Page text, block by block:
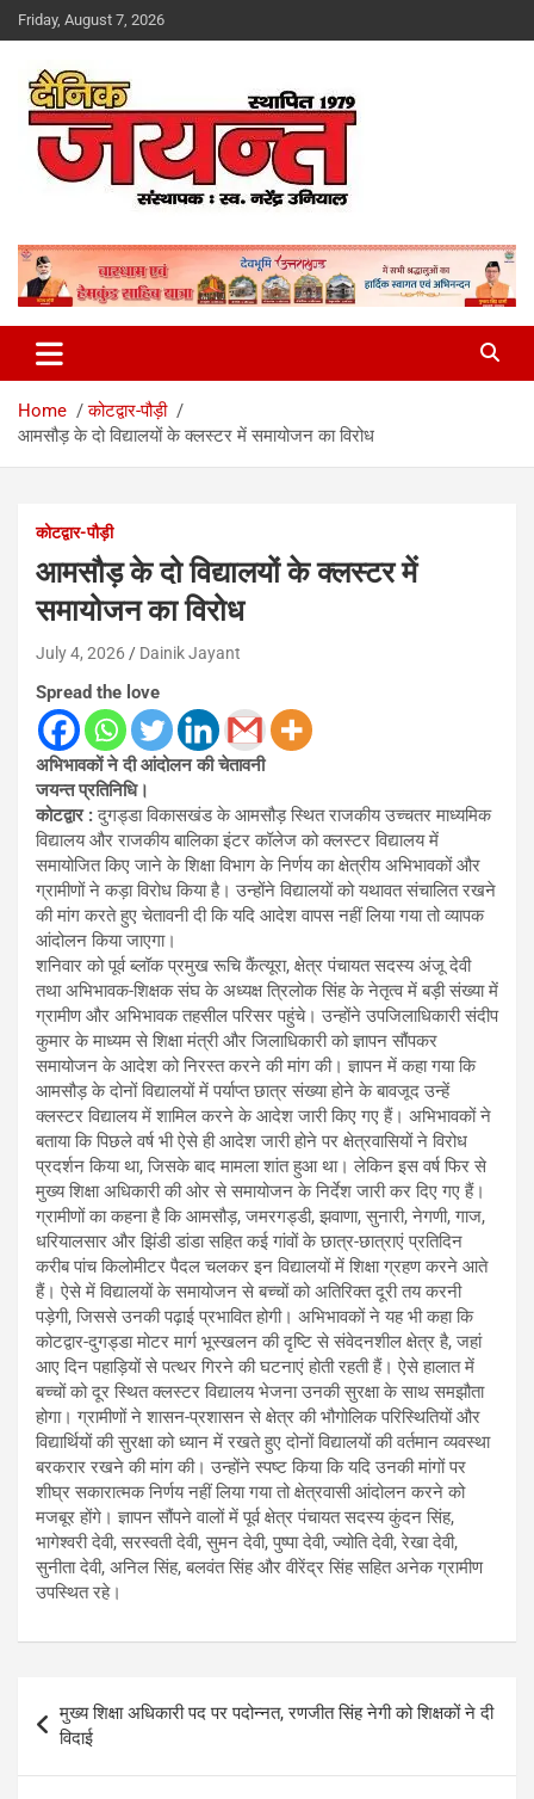
Skip
to
Friday, August 7, 2026
Dainik Jayant
Home
कोटद्वार-पौड़ी
आमसौड़ के दो विद्यालयों के क्लस्टर में समायोजन का विरोध
कोटद्वार-पौड़ी
आमसौड़ के दो विद्यालयों के क्लस्टर में
समायोजन का विरोध
July 4, 2026 Dainik Jayant
Spread the love
अभिभावकों ने दी आंदोलन की चेतावनी
जयन्त प्रतिनिधि।
कोटद्वार :दुगड्डा विकासखंड के आमसौड़ स्थित राजकीय उच्चतर माध्यमिक
विद्यालय और राजकीय बालिका इंटर कॉलेज को क्लस्टर विद्यालय में
समायोजित किए जाने के शिक्षा विभाग के निर्णय का क्षेत्रीय अभिभावकों और
ग्रामीणों ने कड़ा विरोध किया है। उन्होंने विद्यालयों को यथावत संचालित रखने
की मांग करते हुए चेतावनी दी कि यदि आदेश वापस नहीं लिया गया तो व्यापक
आंदोलन किया जाएगा।
शनिवार को पूर्व ब्लॉक प्रमुख रूचि कैंत्यूरा, क्षेत्र पंचायत सदस्य अंजू देवी
तथा अभिभावक-शिक्षक संघ के अध्यक्ष त्रिलोक सिंह के नेतृत्व में बड़ी संख्या में
ग्रामीण और अभिभावक तहसील परिसर पहुंचे। उन्होंने उपजिलाधिकारी संदीप
कुमार के माध्यम से शिक्षा मंत्री और जिलाधिकारी को ज्ञापन सौंपकर
समायोजन के आदेश को निरस्त करने की मांग की। ज्ञापन में कहा गया कि
आमसौड़ के दोनों विद्यालयों में पर्याप्त छात्र संख्या होने के बावजूद उन्हें
क्लस्टर विद्यालय में शामिल करने के आदेश जारी किए गए हैं। अभिभावकों ने
बताया कि पिछले वर्ष भी ऐसे ही आदेश जारी होने पर क्षेत्रवासियों ने विरोध
प्रदर्शन किया था, जिसके बाद मामला शांत हुआ था। लेकिन इस वर्ष फिर से
मुख्य शिक्षा अधिकारी की ओर से समायोजन के निर्देश जारी कर दिए गए हैं।
ग्रामीणों का कहना है कि आमसौड़, जमरगड्डी, झवाणा, सुनारी, नेगणी, गाज,
धरियालसार और झिंडी डांडा सहित कई गांवों के छात्र-छात्राएं प्रतिदिन
करीब पांच किलोमीटर पैदल चलकर इन विद्यालयों में शिक्षा ग्रहण करने आते
हैं। ऐसे में विद्यालयों के समायोजन से बच्चों को अतिरिक्त दूरी तय करनी
पड़ेगी, जिससे उनकी पढ़ाई प्रभावित होगी। अभिभावकों ने यह भी कहा कि
कोटद्वार-दुगड्डा मोटर मार्ग भूस्खलन की दृष्टि से संवेदनशील क्षेत्र है, जहां
आए दिन पहाड़ियों से पत्थर गिरने की घटनाएं होती रहती हैं। ऐसे हालात में
बच्चों को दूर स्थित क्लस्टर विद्यालय भेजना उनकी सुरक्षा के साथ समझौता
होगा। ग्रामीणों ने शासन-प्रशासन से क्षेत्र की भौगोलिक परिस्थितियों और
विद्यार्थियों की सुरक्षा को ध्यान में रखते हुए दोनों विद्यालयों की वर्तमान व्यवस्था
बरकरार रखने की मांग की। उन्होंने स्पष्ट किया कि यदि उनकी मांगों पर
शीघ्र सकारात्मक निर्णय नहीं लिया गया तो क्षेत्रवासी आंदोलन करने को
मजबूर होंगे। ज्ञापन सौंपने वालों में पूर्व क्षेत्र पंचायत सदस्य कुंदन सिंह,
भागेश्वरी देवी, सरस्वती देवी, सुमन देवी, पुष्पा देवी, ज्योति देवी, रेखा देवी,
सुनीता देवी, अनिल सिंह, बलवंत सिंह और वीरेंद्र सिंह सहित अनेक ग्रामीण
उपस्थित रहे।
navigation
मुख्य शिक्षा अधिकारी पद पर पदोन्नत, रणजीत सिंह नेगी को शिक्षकों ने दी
विदाई